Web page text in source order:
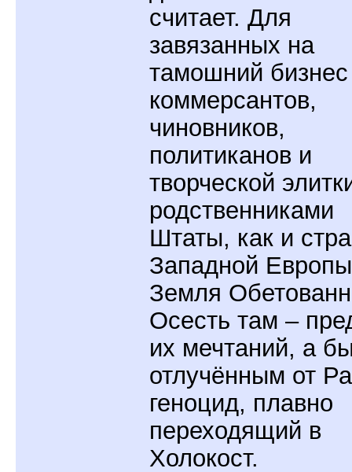
считает. Для
завязанных на
тамошний бизнес
коммерсантов,
чиновников,
политиканов и
творческой
родственниками
Штаты, как и
Западной
Земля
Осесть там –
их мечтаний, а
отлучённым от
геноцид, плавно
переходящий в
Холокост.